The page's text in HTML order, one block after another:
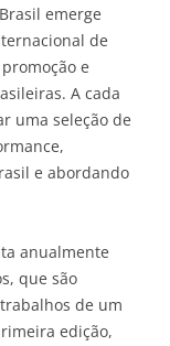
emerge
de
e
A cada
uma seleção de
e abordando
anualmente
que são
de um
edição,